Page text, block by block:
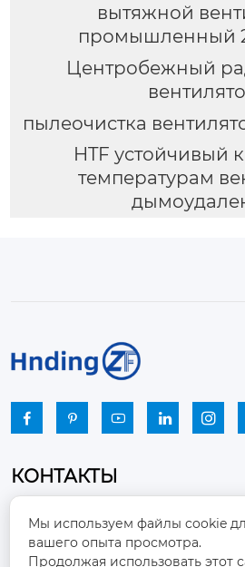
вытяжной
промышленный
Центробежный
пылеочистка
HTF устойчивый
температурам
    
КОНТАКТЫ

Промышленный парк,
район Чжоуцунь, город
Шаньдун
Мы используем файлы cookie
вашего опыта просмотра.
Продолжая использовать этот